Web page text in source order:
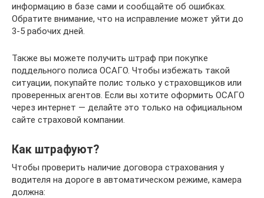
информацию в базе сами и сообщайте об ошибках.
Обратите внимание, что на исправление может уйти до
3-5 рабочих дней.
Также вы можете получить штраф при покупке
поддельного полиса ОСАГО. Чтобы избежать такой
ситуации, покупайте полис только у страховщиков или
проверенных агентов. Если вы хотите оформить ОСАГО
через интернет — делайте это только на официальном
сайте страховой компании.
Как штрафуют?
Чтобы проверить наличие договора страхования у
водителя на дороге в автоматическом режиме, камера
должна: